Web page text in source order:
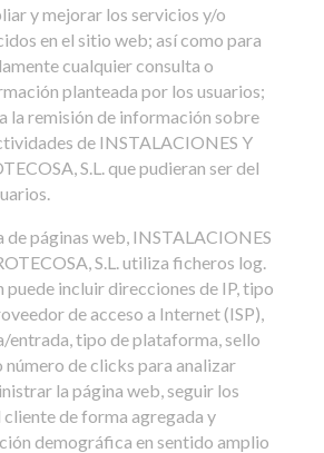
y mejorar los servicios y/o
en el sitio web; así como para
cualquier consulta o
planteada por los usuarios;
la remisión de información sobre
de INSTALACIONES Y
S.L. que pudieran ser del
de páginas web, INSTALACIONES
S.L. utiliza ficheros log.
puede incluir direcciones de IP, tipo
de acceso a Internet (ISP),
entrada, tipo de plataforma, sello
número de clicks para analizar
la página web, seguir los
de forma agregada y
demográfica en sentido amplio